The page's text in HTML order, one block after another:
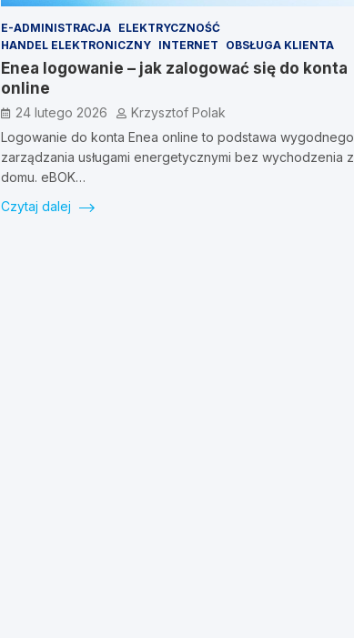
E-ADMINISTRACJA
ELEKTRYCZNOŚĆ
HANDEL ELEKTRONICZNY
INTERNET OBSŁUGA KLIENTA
Enea logowanie – jak zalogować się do konta
online
24 lutego 2026
Krzysztof Polak
Logowanie do konta Enea online to podstawa wygodnego
zarządzania usługami energetycznymi bez wychodzenia z
domu. eBOK…
Czytaj dalej